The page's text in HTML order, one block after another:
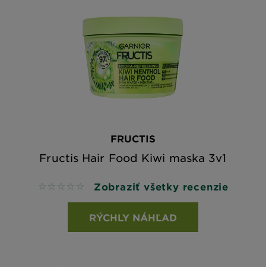
FRUCTIS
Fructis Hair Food Kiwi maska 3v1
No reviews Zobraziť všetky recenzie
RÝCHLY NÁHĽAD